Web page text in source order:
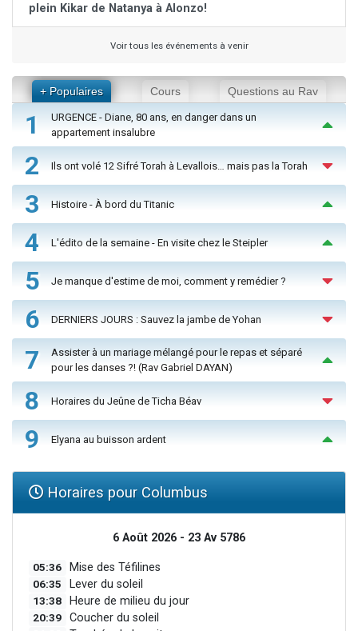
plein Kikar de Natanya à Alonzo!
Voir tous les événements à venir
+ Populaires Cours Questions au Rav
1
URGENCE - Diane, 80 ans, en danger dans un
appartement insalubre
2 Ils ont volé 12 Sifré Torah à Levallois… mais pas la Torah
3 Histoire - À bord du Titanic
4 L'édito de la semaine - En visite chez le Steipler
5 Je manque d'estime de moi, comment y remédier ?
6 DERNIERS JOURS : Sauvez la jambe de Yohan
7
Assister à un mariage mélangé pour le repas et séparé
pour les danses ?! (Rav Gabriel DAYAN)
8 Horaires du Jeûne de Ticha Béav
9 Elyana au buisson ardent
Horaires pour Columbus
6 Août 2026 - 23 Av 5786
05:36 Mise des Téfilines
06:35 Lever du soleil
13:38 Heure de milieu du jour
20:39 Coucher du soleil